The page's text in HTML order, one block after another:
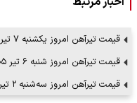
قیمت تیرآهن امروز یکشنبه ۷ تیر ۱۴۰۵
قیمت تیرآهن امروز شنبه ۶ تیر ۱۴۰۵
قیمت تیرآهن امروز سه‌شنبه ۲ تیر ۱۴۰۵